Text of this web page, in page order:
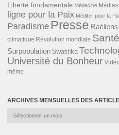
Liberté fondamentale Médecine Médias
ligne pour la Paix Méditer pour la
Paradisme Presse Raéliens
climatique Révolution mondiale Santé
Surpopulation Swastika
Université du Bonheur Vidéo
même
ARCHIVES MENSUELLES DES
Archives